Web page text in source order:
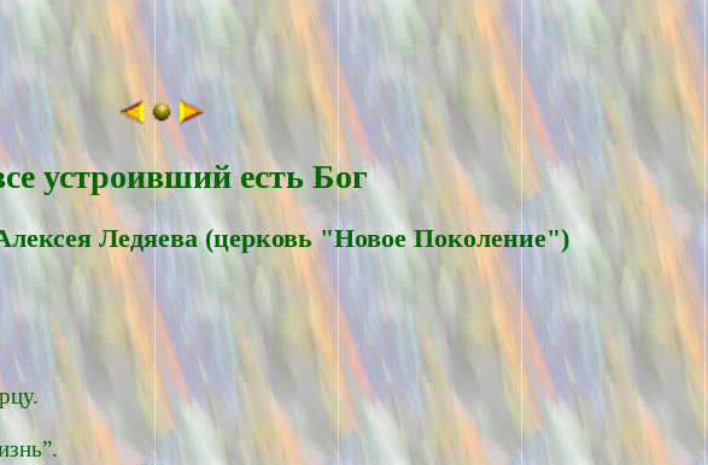
устроивший есть Бог
Ледяевa (церковь "Новое Поколение")